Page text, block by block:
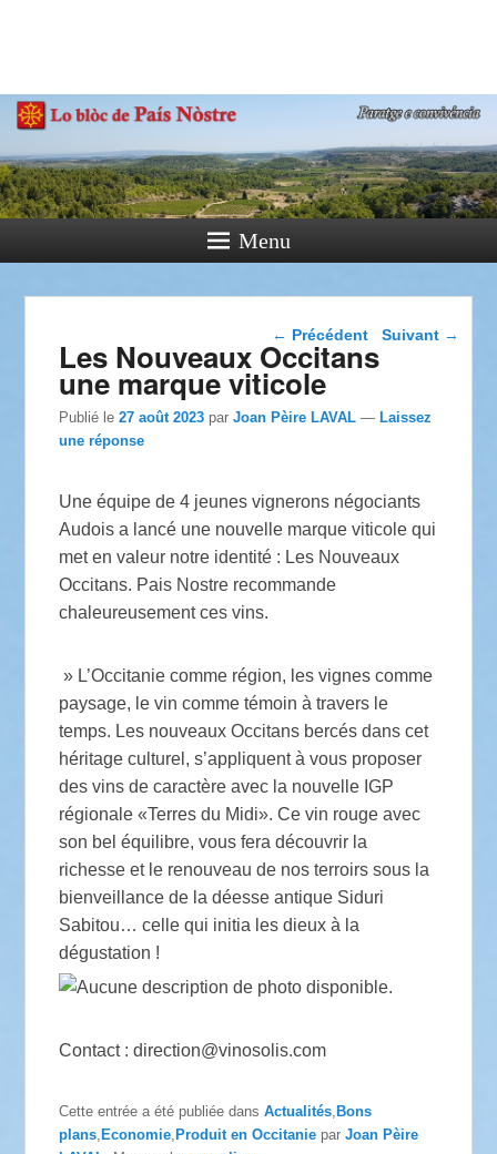
Paratge e Convivència
Menu
Navigation dans les
← Précédent Suivant →
Les Nouveaux Occitans
une marque viticole
Publié le27 août 2023 parJoan Pèire LAVAL —Laissez
une réponse
Une équipe de 4 jeunes vignerons négociants
Audois a lancé une nouvelle marque viticole qui
met en valeur notre identité : Les Nouveaux
Occitans. Pais Nostre recommande
chaleureusement ces vins.
» L’Occitanie comme région, les vignes comme
paysage, le vin comme témoin à travers le
temps. Les nouveaux Occitans bercés dans cet
héritage culturel, s’appliquent à vous proposer
des vins de caractère avec la nouvelle IGP
régionale «Terres du Midi». Ce vin rouge avec
son bel équilibre, vous fera découvrir la
richesse et le renouveau de nos terroirs sous la
bienveillance de la déesse antique Siduri
Sabitou… celle qui initia les dieux à la
dégustation !
Contact :direction@vinosolis.com
Cette entrée a été publiée dansActualités Bons
plans Economie Produit en Occitanie parJoan Pèire